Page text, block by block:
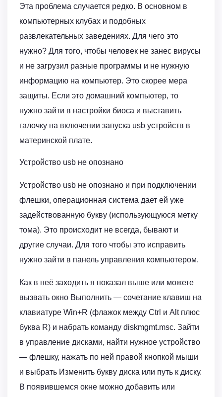
Эта проблема случается редко. В основном в
компьютерных клубах и подобных
развлекательных заведениях. Для чего это
нужно? Для того, чтобы человек не занес вирусы
и не загрузил разные программы и не нужную
информацию на компьютер. Это скорее мера
защиты. Если это домашний компьютер, то
нужно зайти в настройки биоса и выставить
галочку на включении запуска usb устройств в
материнской плате.
Устройство usb не опознано
Устройство usb не опознано и при подключении
флешки, операционная система дает ей уже
задействованную букву (использующуюся метку
тома). Это происходит не всегда, бывают и
другие случаи. Для того чтобы это исправить
нужно зайти в панель управления компьютером.
Как в неё заходить я показал выше или можете
вызвать окно Выполнить — сочетание клавиш на
клавиатуре Win+R (флажок между Ctrl и Alt плюс
буква R) и набрать команду diskmgmt.msc. Зайти
в управление дисками, найти нужное устройство
— флешку, нажать по ней правой кнопкой мыши
и выбрать Изменить букву диска или путь к диску.
В появившемся окне можно добавить или